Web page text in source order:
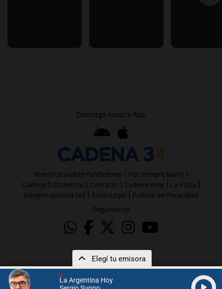
La Argentina Hoy
Elegí tu emisora
Descargá nuestra App
Nuestros padres fundadores | Por siempre Mario |
Cadena 3 Comercial | Contacto | Cadena Heat | La Popu |
Integrar nuestra red | Aviso Legal | Política de Privacidad
Seguinos en